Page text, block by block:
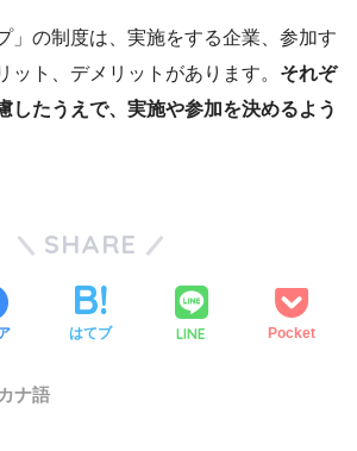
」の制度は、実施をする企業、参加す
ット、デメリットがあります。 それぞ
したうえで、実施や参加を決めるよう
SHARE
はてブ LINE Pocket
ナ語